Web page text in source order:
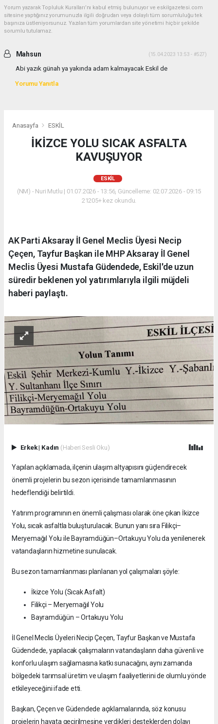
Yorum yazarak Topluluk Kuralları’nı kabul etmiş bulunuyor ve eskilgazetesi.com
sitesine yaptığınız yorumunuzla ilgili doğrudan veya dolaylı tüm sorumluluğu tek
başınıza üstleniyorsunuz. Yazılan tüm yorumlardan site yönetimi hiçbir şekilde
sorumlu tutulamaz.
Mahsun (15.04.2023 13:53 - #527)
Abi yazık günah ya yakında adam kalmayacak Eskil de
Yorumu Yanıtla
Anasayfa ESKİL
İKİZCE YOLU SICAK ASFALTA
KAVUŞUYOR
ESKİL
(NM) - Nuri Mutlu | 01.07.2026 - 13:56, Güncelleme: 02.07.2026 - 09:15
21205+ kez okundu.
AK Parti Aksaray İl Genel Meclis Üyesi Necip
Çeçen, Tayfur Başkan ile MHP Aksaray İl Genel
Meclis Üyesi Mustafa Güdendede, Eskil'de uzun
süredir beklenen yol yatırımlarıyla ilgili müjdeli
haberi paylaştı.
Erkek| Kadın (Haberi Sesli Oku)
Yapılan açıklamada, ilçenin ulaşım altyapısını güçlendirecek
önemli projelerin bu sezon içerisinde tamamlanmasının
hedeflendiği belirtildi.
Yatırım programının en önemli çalışması olarak öne çıkan İkizce
Yolu, sıcak asfaltla buluşturulacak. Bunun yanı sıra Filikçi–
Meryemağıl Yolu ile Bayramdüğün–Ortakuyu Yolu da yenilenerek
vatandaşların hizmetine sunulacak.
Bu sezon tamamlanması planlanan yol çalışmaları şöyle:
İkizce Yolu (Sıcak Asfalt)
Filikçi – Meryemağıl Yolu
Bayramdüğün – Ortakuyu Yolu
İl Genel Meclis Üyeleri Necip Çeçen, Tayfur Başkan ve Mustafa
Güdendede, yapılacak çalışmaların vatandaşların daha güvenli ve
konforlu ulaşım sağlamasına katkı sunacağını, aynı zamanda
bölgedeki tarımsal üretim ve ulaşım faaliyetlerini de olumlu yönde
etkileyeceğini ifade etti.
Başkan, Çeçen ve Güdendede açıklamalarında, söz konusu
projelerin hayata geçirilmesine verdikleri desteklerden dolayı